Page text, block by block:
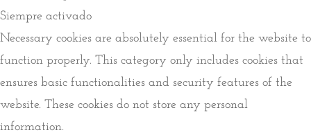
Siempre activado
Necessary cookies are absolutely essential for the website to
function properly. This category only includes cookies that
ensures basic functionalities and security features of the
website. These cookies do not store any personal
information.